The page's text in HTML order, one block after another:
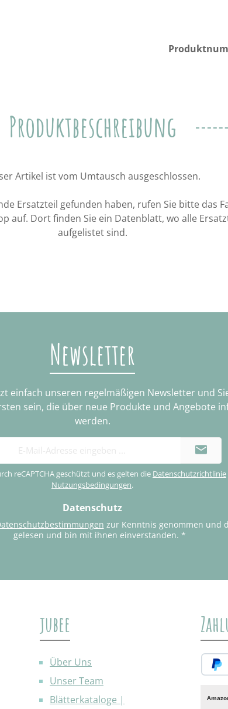
Produktbeschreibung
Artikel ist vom Umtausch ausgeschlossen.
Ersatzteil gefunden haben, rufen Sie bitte das
auf. Dort finden Sie ein Datenblatt, wo alle
aufgelistet sind.
Newsletter
einfach unseren regelmäßigen Newsletter und
sein, die über neue Produkte und Angebote
werden.
reCAPTCHA geschützt und es gelten die Datenschutzrichtlinie
Nutzungsbedingungen.
Datenschutz
zur Kenntnis genommen und
gelesen und bin mit ihnen einverstanden. *
jubee
Über Uns
Unser Team
Blätterkataloge |